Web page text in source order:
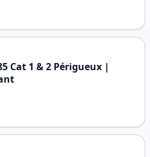
Cat 1 & 2 Périgueux |